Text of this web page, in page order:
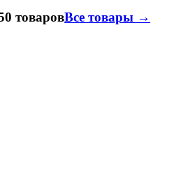
товаровВсе товары →